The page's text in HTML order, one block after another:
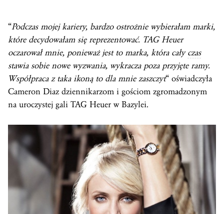
“Podczas mojej kariery, bardzo ostrożnie wybierałam marki,
które decydowałam się reprezentować. TAG Heuer
oczarował mnie, ponieważ jest to marka, która całyczas
stawia sobie nowe wyzwania, wykracza poza przyjęte ramy.
Współpraca z taka ikoną to dla mnie zaszczyt“ oświadczyła
Cameron Diaz dziennikarzom i gościom zgromadzonym
na uroczystej gali TAG Heuer w Bazylei.